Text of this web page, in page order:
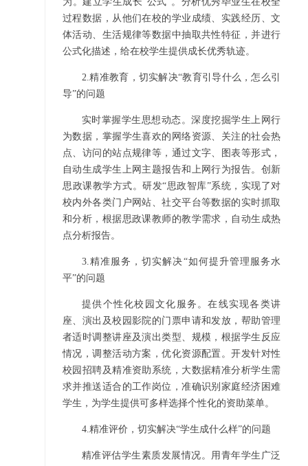
过程数据，从他们在校的学业成绩、实践经历、文
体活动、生活规律等数据中抽取共性特征，并进行
公式化描述，给在校学生提供成长优秀轨迹。
2.精准教育，切实解决“教育引导什么，怎么引
导”的问题
实时掌握学生思想动态。深度挖掘学生上网行
为数据，掌握学生喜欢的网络资源、关注的社会热
点、访问的站点规律等，通过文字、图表等形式，
自动生成学生上网主题报告和上网行为报告。创新
思政课教学方式。研发“思政智库”系统，实现了对
校内外各类门户网站、社交平台等数据的实时抓取
和分析，根据思政课教师的教学需求，自动生成热
点分析报告。
3.精准服务，切实解决“如何提升管理服务水
平”的问题
提供个性化校园文化服务。在线实现各类讲
座、演出及校园影院的门票申请和发放，帮助管理
者适时调整讲座及演出类型、规模，根据学生反应
情况，调整活动方案，优化资源配置。开发针对性
校园招聘及精准资助系统，大数据精准分析学生需
求并推送适合的工作岗位，准确识别家庭经济困难
学生，为学生提供可多样选择个性化的资助菜单。
4.精准评价，切实解决“学生成什么样”的问题
精准评估学生素质发展情况。用青年学生广泛